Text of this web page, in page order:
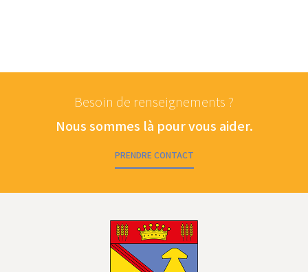
Besoin de renseignements ?
Nous sommes là pour vous aider.
PRENDRE CONTACT